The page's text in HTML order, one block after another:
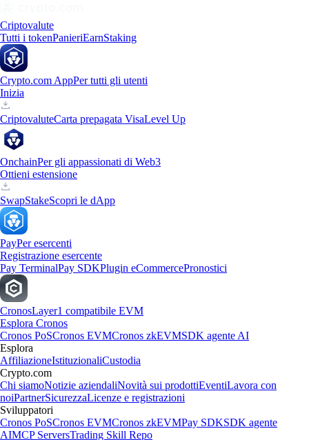
Criptovalute
Tutti i tokenPanieriEarnStaking
Crypto.com AppPer tutti gli utenti
Inizia
CriptovaluteCarta prepagata VisaLevel Up
OnchainPer gli appassionati di Web3
Ottieni estensione
SwapStakeScopri le dApp
PayPer esercenti
Registrazione esercente
Pay TerminalPay SDKPlugin eCommercePronostici
CronosLayer1 compatibile EVM
Esplora Cronos
Cronos PoSCronos EVMCronos zkEVMSDK agente AI
Esplora
AffiliazioneIstituzionaliCustodia
Crypto.com
Chi siamoNotizie aziendaliNovità sui prodottiEventiLavora con
noiPartnerSicurezzaLicenze e registrazioni
Sviluppatori
Cronos PoSCronos EVMCronos zkEVMPay SDKSDK agente
AIMCP ServersTrading Skill Repo